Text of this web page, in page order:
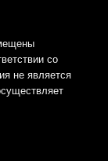
со
не является